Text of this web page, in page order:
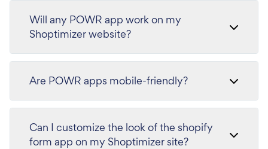
Will any POWR app work on my
Shoptimizer website?
Are POWR apps mobile-friendly?
Can I customize the look of the shopify
form app on my Shoptimizer site?